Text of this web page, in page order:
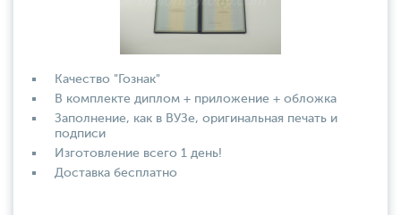
Качество "Гознак"
В комплекте диплом + приложение + обложка
Заполнение, как в ВУЗе, оригинальная печать и
подписи
Изготовление всего 1 день!
Доставка бесплатно